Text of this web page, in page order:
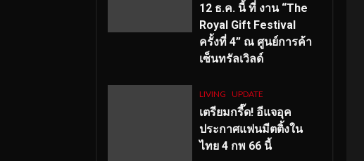
12 ธ.ค. นี้ ที่ งาน “The
Royal Gift Festival
ครั้งที่ 4” ณ ศูนย์การค้า
เซ็นทรัลเวิลด์
LIVING UPDATE
เตรียมกรี๊ด! อีแจอุค
ประกาศแฟนมีตติ้งใน
ไทย 4 กพ 66 นี้